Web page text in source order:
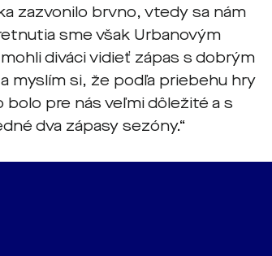
zazvonilo brvno, vtedy sa nám
sme však Urbanovým
diváci vidieť zápas s dobrým
myslím si, že podľa priebehu hry
pre nás veľmi dôležité a s
dva zápasy sezóny.“